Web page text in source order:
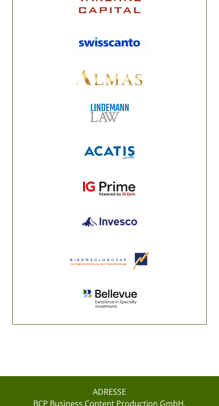
ADRESSE
BCP Business Content Production GmbH